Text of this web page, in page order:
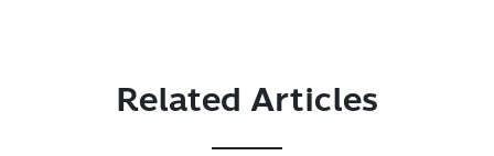
Related Articles